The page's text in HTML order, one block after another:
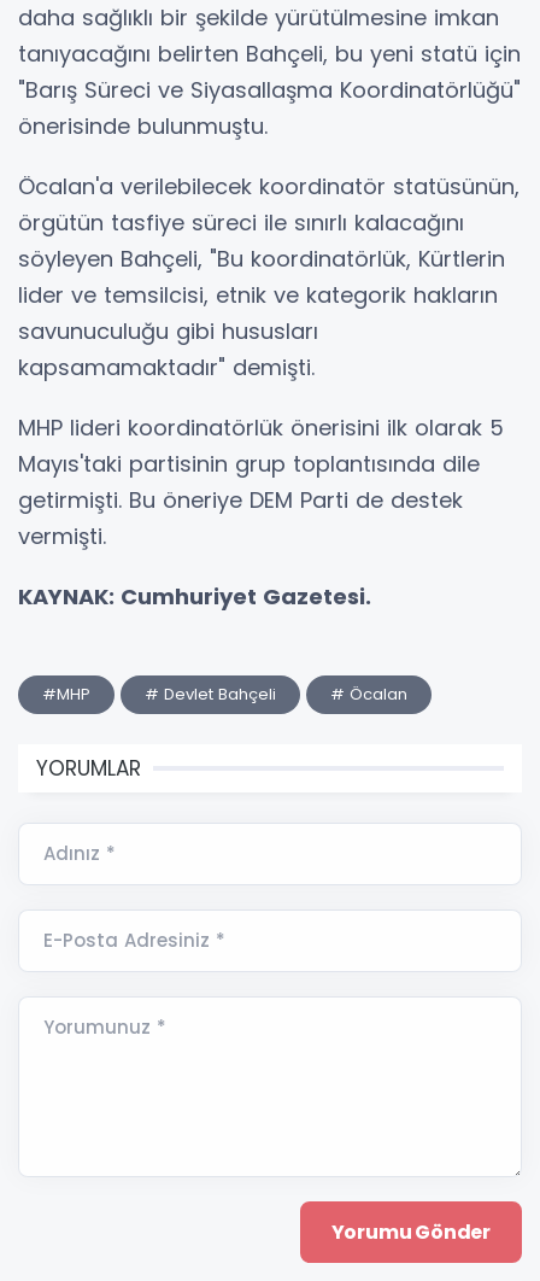
daha sağlıklı bir şekilde yürütülmesine imkan
tanıyacağını belirten Bahçeli, bu yeni statü için
"Barış Süreci ve Siyasallaşma Koordinatörlüğü"
önerisinde bulunmuştu.
Öcalan'a verilebilecek koordinatör statüsünün,
örgütün tasfiye süreci ile sınırlı kalacağını
söyleyen Bahçeli, "Bu koordinatörlük, Kürtlerin
lider ve temsilcisi, etnik ve kategorik hakların
savunuculuğu gibi hususları
kapsamamaktadır" demişti.
MHP lideri koordinatörlük önerisini ilk olarak 5
Mayıs'taki partisinin grup toplantısında dile
getirmişti. Bu öneriye DEM Parti de destek
vermişti.
KAYNAK: Cumhuriyet Gazetesi.
#MHP # Devlet Bahçeli # Öcalan
YORUMLAR
Adınız *
E-Posta Adresiniz *
Yorumunuz *